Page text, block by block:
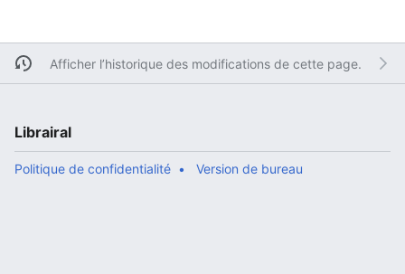
Afficher l’historique des modifications de cette page.
Librairal
Politique de confidentialité Version de bureau